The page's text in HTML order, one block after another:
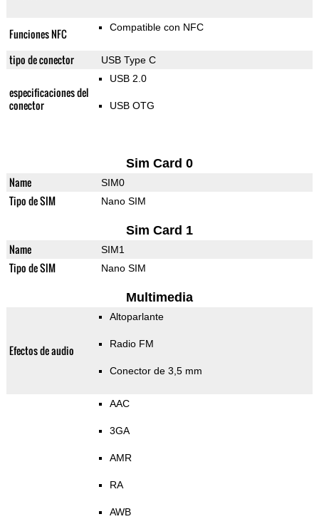
Funciones NFC Compatible con NFC
tipo de conector USB Type C
especificaciones del
conector
USB 2.0
USB OTG
Sim Card 0
Name SIM0
Tipo de SIM Nano SIM
Sim Card 1
Name SIM1
Tipo de SIM Nano SIM
Multimedia
Efectos de audio
Altoparlante
Radio FM
Conector de 3,5 mm
AAC
3GA
AMR
RA
AWB